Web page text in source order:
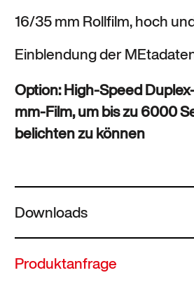
16/35 mm Rollfilm, hoch
Einblendung der
Option: High-Speed
mm-Film, um bis zu 6000
belichten zu können
Downloads
Produktanfrage